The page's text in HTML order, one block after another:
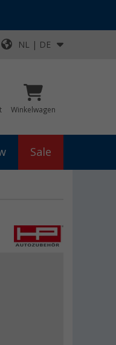
NL | DE
Winkelwagen
Sale